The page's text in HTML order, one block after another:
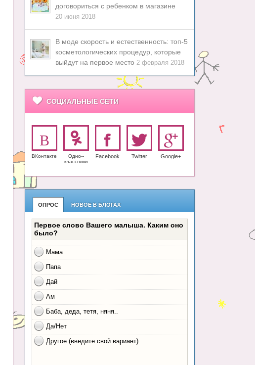
договориться с ребенком в магазине
20 июня 2018
В моде скорость и естественность: топ-5
косметологических процедур, которые
выйдут на первое место 2 февраля 2018
СОЦИАЛЬНЫЕ СЕТИ
ВКонтакте
Одно-­
класс­ники
Facebook Twitter Google+
ОПРОС НОВОЕ В БЛОГАХ